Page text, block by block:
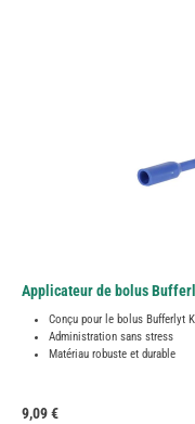
Applicateur de bolus
Conçu pour le bolus Bufferlyt
Administration sans stress
Matériau robuste et durable
Prix régulier :
9,09 €